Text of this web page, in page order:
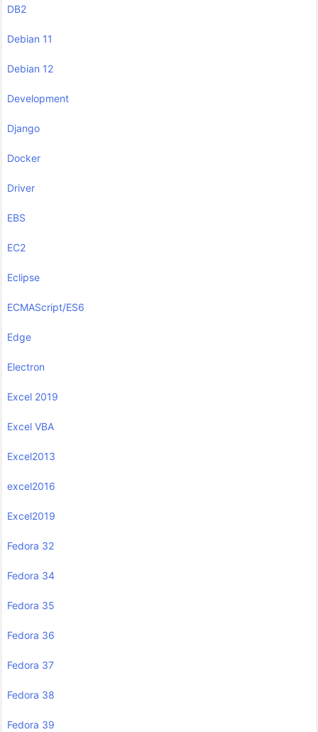
DB2
Debian 11
Debian 12
Development
Django
Docker
Driver
EBS
EC2
Eclipse
ECMAScript/ES6
Edge
Electron
Excel 2019
Excel VBA
Excel2013
excel2016
Excel2019
Fedora 32
Fedora 34
Fedora 35
Fedora 36
Fedora 37
Fedora 38
Fedora 39